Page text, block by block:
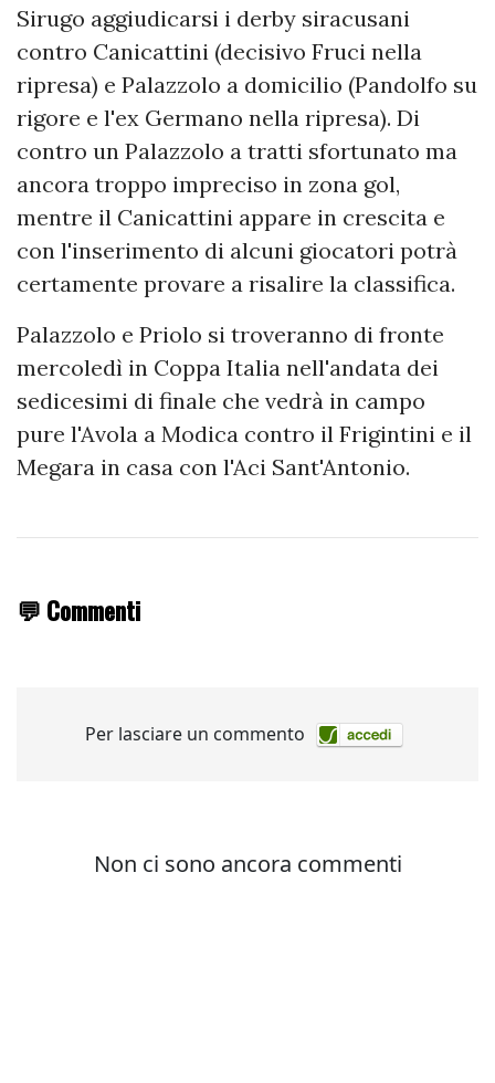
Sirugo aggiudicarsi i derby siracusani
contro Canicattini (decisivo Fruci nella
ripresa) e Palazzolo a domicilio (Pandolfo su
rigore e l'ex Germano nella ripresa). Di
contro un Palazzolo a tratti sfortunato ma
ancora troppo impreciso in zona gol,
mentre il Canicattini appare in crescita e
con l'inserimento di alcuni giocatori potrà
certamente provare a risalire la classifica.
Palazzolo e Priolo si troveranno di fronte
mercoledì in Coppa Italia nell'andata dei
sedicesimi di finale che vedrà in campo
pure l'Avola a Modica contro il Frigintini e il
Megara in casa con l'Aci Sant'Antonio.
💬 Commenti